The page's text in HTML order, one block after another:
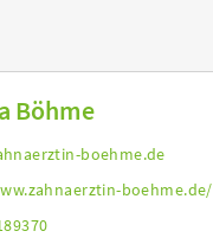
Böhme
boehme.de
boehme.de/